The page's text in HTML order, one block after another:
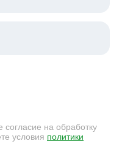
на обработку
условия политики